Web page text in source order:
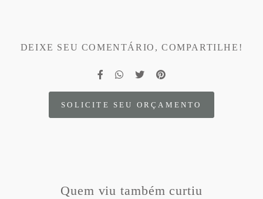
DEIXE SEU COMENTÁRIO, COMPARTILHE!
SOLICITE SEU ORÇAMENTO
Quem viu também curtiu